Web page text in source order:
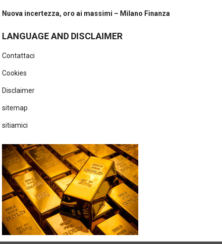
Nuova incertezza, oro ai massimi – Milano Finanza
LANGUAGE AND DISCLAIMER
Contattaci
Cookies
Disclaimer
sitemap
sitiamici